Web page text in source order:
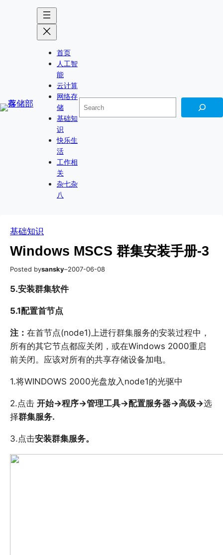
首页
人工智
能
云计算
网络存
储
基础知
识
快乐生
活
工作相
关
杂七杂
八
搜
索
基础知识
Windows MSCS 群集安装手册-3
Posted bysansky–2007-06-08
5.安装群集软件
5.1配置首节点
注： 在首节点(node1)上进行群集服务的安装过程中，
所有的其它节点都应关闭，或在Windows 2000重启
前关闭。应该对所有的共享存储设备加电。
1.将WINDOWS 2000光盘放入node1的光驱中
2.点击 开始->程序->管理工具->配置服务器->高级->选
择群集服务.
3.点击安装群集服务。